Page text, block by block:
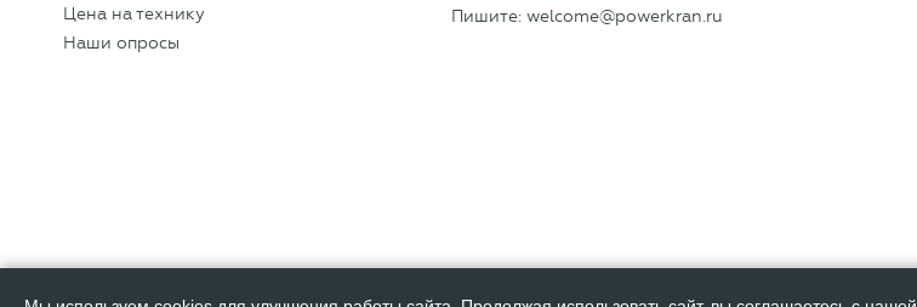
Цена на технику
Наши опросы
Пишите: welcome@powerkran.ru